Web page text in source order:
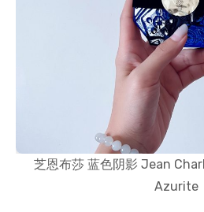
芝恩布莎 蓝色阴影 Jean
Azurite